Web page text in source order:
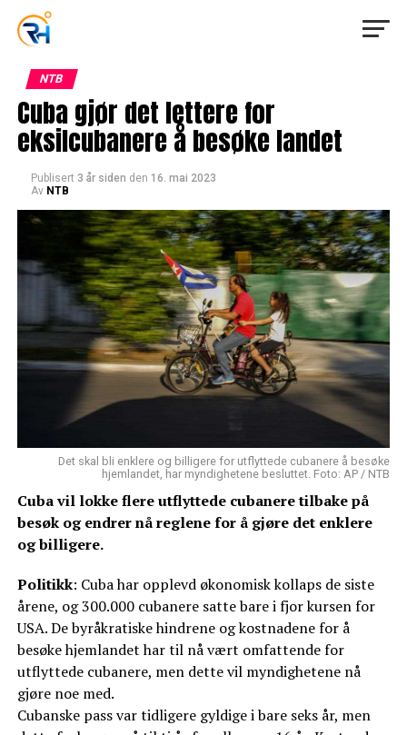
NTB
Cuba gjør det lettere for
eksilcubanere å besøke landet
Publisert 3 år siden den 16. mai 2023
Av NTB
Det skal bli enklere og billigere for utflyttede cubanere å besøke
hjemlandet, har myndighetene besluttet. Foto: AP / NTB
Cuba vil lokke flere utflyttede cubanere tilbake på
besøk og endrer nå reglene for å gjøre det enklere
og billigere.
Politikk: Cuba har opplevd økonomisk kollaps de siste
årene, og 300.000 cubanere satte bare i fjor kursen for
USA. De byråkratiske hindrene og kostnadene for å
besøke hjemlandet har til nå vært omfattende for
utflyttede cubanere, men dette vil myndighetene nå
gjøre noe med.
Cubanske pass var tidligere gyldige i bare seks år, men